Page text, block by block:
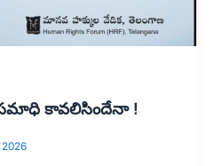
సమాధి కావలిసిందేనా !
2026